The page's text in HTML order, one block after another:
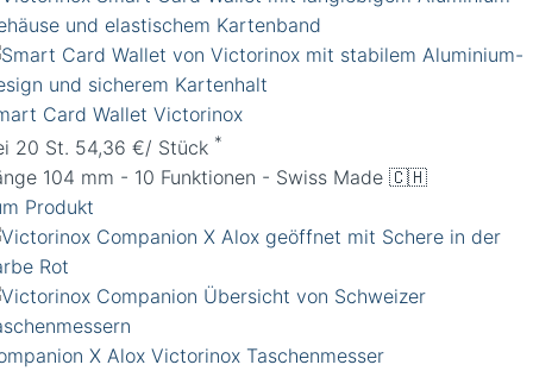
Card Wallet Victorinox
20 St. 54,36 €/ Stück *
104 mm - 10 Funktionen - Swiss Made 🇨🇭
Produkt
X Alox Victorinox Taschenmesser